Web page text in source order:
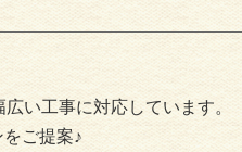
い工事に対応しています。
ご提案♪